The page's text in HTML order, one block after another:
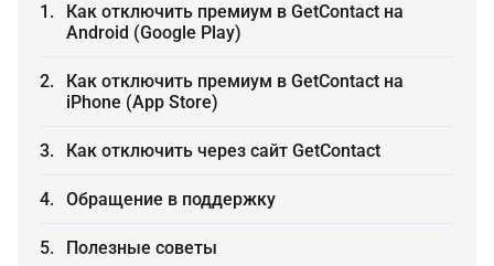
Как отключить премиум в GetContact на
Android (Google Play)
Как отключить премиум в GetContact на
iPhone (App Store)
Как отключить через сайт GetContact
Обращение в поддержку
Полезные советы